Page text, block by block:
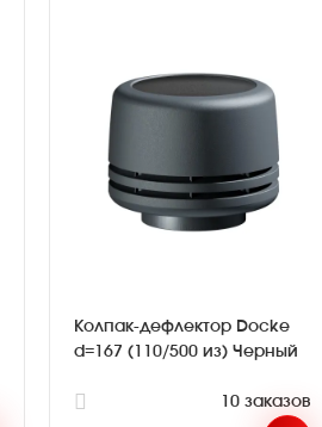
Колпак-дефлектор Docke
d=167 (110/500 из) Черный
10 заказов